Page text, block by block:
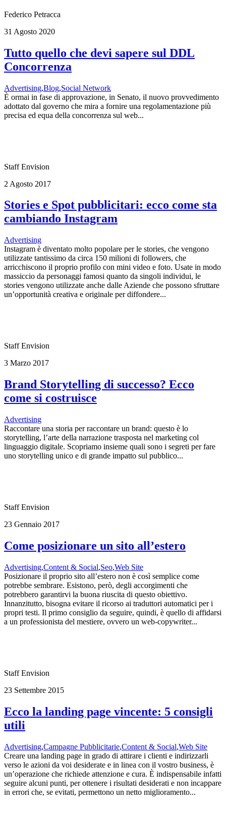
Federico Petracca
31 Agosto 2020
Tutto quello che devi sapere sul DDL
Concorrenza
Advertising,Blog,Social Network
È ormai in fase di approvazione, in Senato, il nuovo provvedimento
adottato dal governo che mira a fornire una regolamentazione più
precisa ed equa della concorrenza sul web...
Staff Envision
2 Agosto 2017
Stories e Spot pubblicitari: ecco come sta
cambiando Instagram
Advertising
Instagram è diventato molto popolare per le stories, che vengono
utilizzate tantissimo da circa 150 milioni di followers, che
arricchiscono il proprio profilo con mini video e foto. Usate in modo
massiccio da personaggi famosi quanto da singoli individui, le
stories vengono utilizzate anche dalle Aziende che possono sfruttare
un’opportunità creativa e originale per diffondere...
Staff Envision
3 Marzo 2017
Brand Storytelling di successo? Ecco
come si costruisce
Advertising
Raccontare una storia per raccontare un brand: questo è lo
storytelling, l’arte della narrazione trasposta nel marketing col
linguaggio digitale. Scopriamo insieme quali sono i segreti per fare
uno storytelling unico e di grande impatto sul pubblico...
Staff Envision
23 Gennaio 2017
Come posizionare un sito all’estero
Advertising,Content & Social,Seo,Web Site
Posizionare il proprio sito all’estero non è così semplice come
potrebbe sembrare. Esistono, però, degli accorgimenti che
potrebbero garantirvi la buona riuscita di questo obiettivo.
Innanzitutto, bisogna evitare il ricorso ai traduttori automatici per i
propri testi. Il primo consiglio da seguire, quindi, è quello di affidarsi
a un professionista del mestiere, ovvero un web-copywriter...
Staff Envision
23 Settembre 2015
Ecco la landing page vincente: 5 consigli
utili
Advertising,Campagne Pubblicitarie,Content & Social,Web Site
Creare una landing page in grado di attirare i clienti e indirizzarli
verso le azioni da voi desiderate e in linea con il vostro business, è
un’operazione che richiede attenzione e cura. È indispensabile infatti
seguire alcuni punti, per ottenere i risultati desiderati e non incappare
in errori che, se evitati, permettono un netto miglioramento...